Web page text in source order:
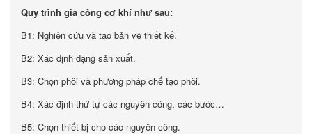
Quy trình gia công cơ khí như sau:
B1: Nghiên cứu và tạo bản vẽ thiết kế.
B2: Xác định dạng sản xuất.
B3: Chọn phôi và phương pháp chế tạo phôi.
B4: Xác định thứ tự các nguyên công, các bước…
B5: Chọn thiết bị cho các nguyên công.